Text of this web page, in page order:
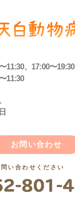
11:30、17:00〜19:30
11:30
お問い合わせ
い合わせください